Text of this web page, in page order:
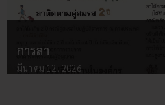
การลา
มีนาคม 12, 2026